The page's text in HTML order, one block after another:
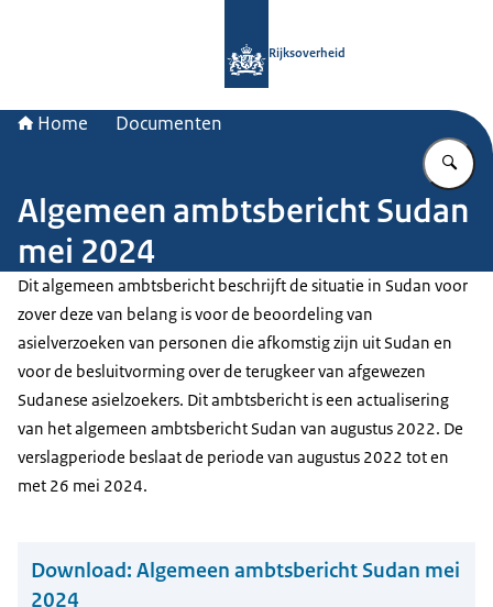
Rijksoverheid
Home Documenten
Algemeen ambtsbericht Sudan
mei 2024
Dit algemeen ambtsbericht beschrijft de situatie in Sudan voor
zover deze van belang is voor de beoordeling van
asielverzoeken van personen die afkomstig zijn uit Sudan en
voor de besluitvorming over de terugkeer van afgewezen
Sudanese asielzoekers. Dit ambtsbericht is een actualisering
van het algemeen ambtsbericht Sudan van augustus 2022. De
verslagperiode beslaat de periode van augustus 2022 tot en
met 26 mei 2024.
Download: Algemeen ambtsbericht Sudan mei
2024